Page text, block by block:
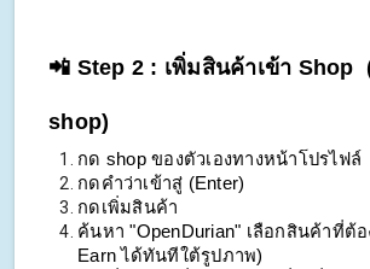
📲 Step 2 : เพิ่มสินค้าเข้า Shop
shop)
กด shop ของตัวเองทางหน้าโปรไฟล์
กดคำว่าเข้าสู่ (Enter)
กดเพิ่มสินค้า
ค้นหา "OpenDurian" เลือกสินค้าที่ต้อ
Earn ได้ทันทีใต้รูปภาพ)